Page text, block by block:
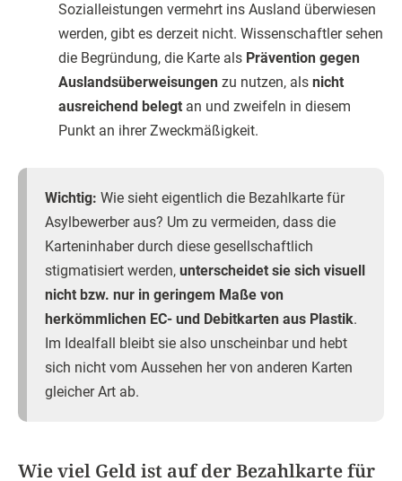
Sozialleistungen vermehrt ins Ausland überwiesen
werden, gibt es derzeit nicht. Wissenschaftler sehen
die Begründung, die Karte als Prävention gegen
Auslandsüberweisungen zu nutzen, als nicht
ausreichend belegt an​ und zweifeln in diesem
Punkt an ihrer Zweckmäßigkeit.
Wichtig: Wie sieht eigentlich die Bezahlkarte für
Asylbewerber aus? Um zu vermeiden, dass die
Karteninhaber durch diese gesellschaftlich
stigmatisiert werden, unterscheidet sie sich visuell
nicht bzw. nur in geringem Maße von
herkömmlichen EC- und Debitkarten aus Plastik.
Im Idealfall bleibt sie also unscheinbar und hebt
sich nicht vom Aussehen her von anderen Karten
gleicher Art ab.
Wie viel Geld ist auf der Bezahlkarte für